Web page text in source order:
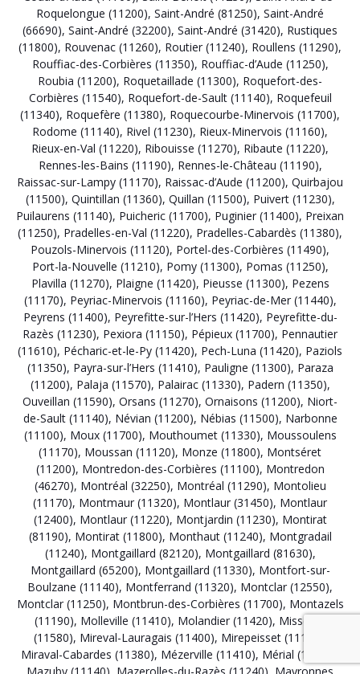
Roquelongue (11200), Saint-André (81250), Saint-André
(66690), Saint-André (32200), Saint-André (31420), Rustiques
(11800), Rouvenac (11260), Routier (11240), Roullens (11290),
Rouffiac-des-Corbières (11350), Rouffiac-d’Aude (11250),
Roubia (11200), Roquetaillade (11300), Roquefort-des-
Corbières (11540), Roquefort-de-Sault (11140), Roquefeuil
(11340), Roquefère (11380), Roquecourbe-Minervois (11700),
Rodome (11140), Rivel (11230), Rieux-Minervois (11160),
Rieux-en-Val (11220), Ribouisse (11270), Ribaute (11220),
Rennes-les-Bains (11190), Rennes-le-Château (11190),
Raissac-sur-Lampy (11170), Raissac-d’Aude (11200), Quirbajou
(11500), Quintillan (11360), Quillan (11500), Puivert (11230),
Puilaurens (11140), Puicheric (11700), Puginier (11400), Preixan
(11250), Pradelles-en-Val (11220), Pradelles-Cabardès (11380),
Pouzols-Minervois (11120), Portel-des-Corbières (11490),
Port-la-Nouvelle (11210), Pomy (11300), Pomas (11250),
Plavilla (11270), Plaigne (11420), Pieusse (11300), Pezens
(11170), Peyriac-Minervois (11160), Peyriac-de-Mer (11440),
Peyrens (11400), Peyrefitte-sur-l’Hers (11420), Peyrefitte-du-
Razès (11230), Pexiora (11150), Pépieux (11700), Pennautier
(11610), Pécharic-et-le-Py (11420), Pech-Luna (11420), Paziols
(11350), Payra-sur-l’Hers (11410), Pauligne (11300), Paraza
(11200), Palaja (11570), Palairac (11330), Padern (11350),
Ouveillan (11590), Orsans (11270), Ornaisons (11200), Niort-
de-Sault (11140), Névian (11200), Nébias (11500), Narbonne
(11100), Moux (11700), Mouthoumet (11330), Moussoulens
(11170), Moussan (11120), Monze (11800), Montséret
(11200), Montredon-des-Corbières (11100), Montredon
(46270), Montréal (32250), Montréal (11290), Montolieu
(11170), Montmaur (11320), Montlaur (31450), Montlaur
(12400), Montlaur (11220), Montjardin (11230), Montirat
(81190), Montirat (11800), Monthaut (11240), Montgradail
(11240), Montgaillard (82120), Montgaillard (81630),
Montgaillard (65200), Montgaillard (11330), Montfort-sur-
Boulzane (11140), Montferrand (11320), Montclar (12550),
Montclar (11250), Montbrun-des-Corbières (11700), Montazels
(11190), Molleville (11410), Molandier (11420), Missègre
(11580), Mireval-Lauragais (11400), Mirepeisset (11120)
Miraval-Cabardes (11380), Mézerville (11410), Mérial (11140)